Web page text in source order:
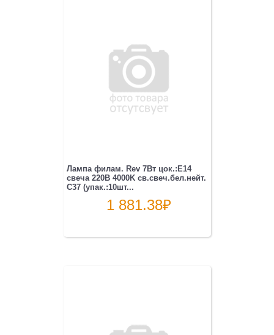
Лампа филам. Rev 7Вт цок.:E14
свеча 220B 4000K св.свеч.бел.нейт.
C37 (упак.:10шт...
1 881.38₽